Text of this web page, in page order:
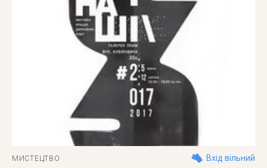
МИСТЕЦТВО Вхід вільний